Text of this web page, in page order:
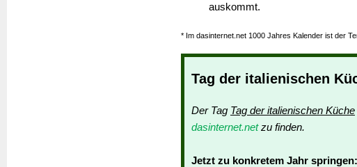
auskommt.
* Im dasinternet.net 1000 Jahres Kalender ist der
Tag der italienischen
Der Tag Tag der italienischen Küche
dasinternet.netzu finden.
Jetzt zu konkretem Jahr springen: